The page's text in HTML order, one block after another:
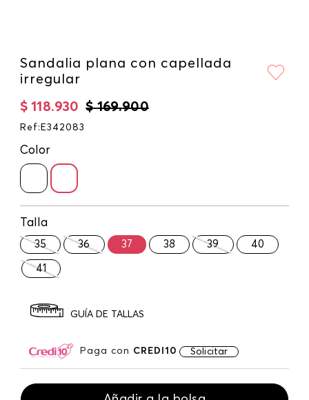
Sandalia plana con capellada
irregular
$ 169.900
$ 118.930
Ref : E342083
Color
Talla
35 36 37 38 39 40
41
GUÍA DE TALLAS
Paga con CREDI10 Solicitar